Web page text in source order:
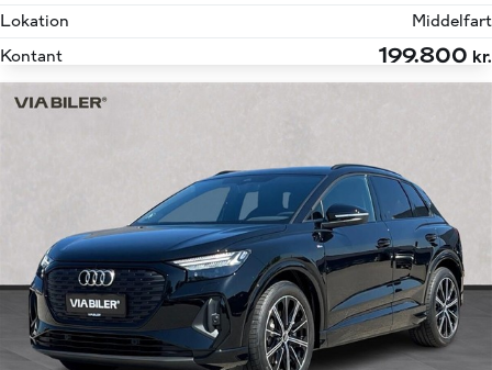
Lokation
Middelfart
Kontant
199.800 kr.